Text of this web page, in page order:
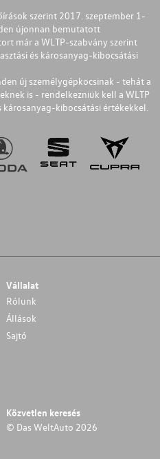
szerint 2017. szeptember 1-
újonnan bemutatott
már a WLTP-szabvány szerint
és károsanyag-kibocsátási
új személygépkocsinak - tehát a
is - rendelkezniük kell a WLTP
kibocsátási értékekkel.
Vállalat
Rólunk
Állások
Sajtó
Közvetlen keresés
© Das WeltAuto 2026